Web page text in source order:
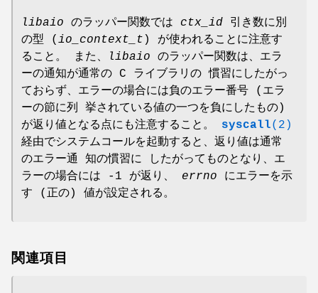
libaio のラッパー関数では ctx_id 引き数に別
の型 ( io_context_t ) が使われることに注意す
ること。 また、
libaio のラッパー関数は、エラ
ーの通知が通常の C ライブラリの 慣習にしたがっ
ておらず、エラーの場合には負のエラー番号 (エラ
ーの節に列 挙されている値の一つを負にしたもの)
が返り値となる点にも注意すること。 syscall(2)
経由でシステムコールを起動すると、返り値は通常
のエラー通 知の慣習に したがってものとなり、エ
ラーの場合には -1 が返り、 errno にエラーを示
す (正の) 値が設定される。
関連項目